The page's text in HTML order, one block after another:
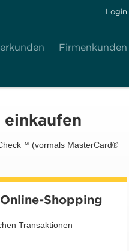
Login
Firmenkunden
(vormals MasterCard®
Shopping
Transaktionen